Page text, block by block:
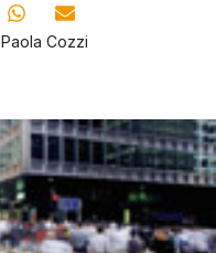
Paola Cozzi